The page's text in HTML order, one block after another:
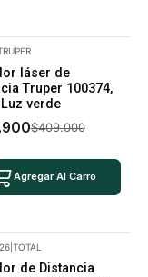
láser de
Truper 100374,
verde
$409.000
Agregar Al Carro
| TOTAL
de Distancia